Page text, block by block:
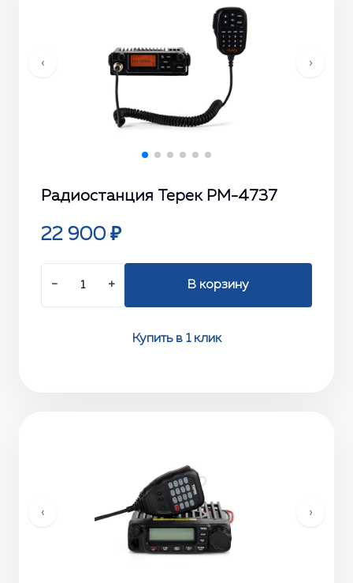
‹ ›
Радиостанция Терек РМ-4737
22 900 ₽
− + В корзину
Купить в 1 клик
‹ ›